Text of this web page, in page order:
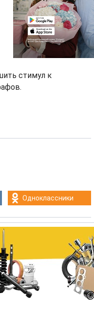
стимул к
Одноклассники